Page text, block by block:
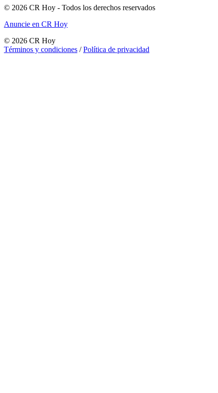
© 2026 CR Hoy - Todos los derechos reservados
Anuncie en CR Hoy
© 2026 CR Hoy
Términos y condiciones /Política de privacidad